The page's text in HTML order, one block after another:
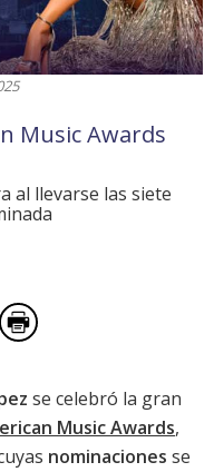
Music Awards
al llevarse las siete
se celebró la gran
Music Awards,
nominaciones se